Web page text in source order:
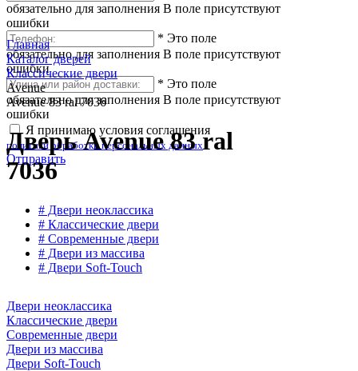
обязательно для заполнения В поле присутствуют
ошибки
* Это поле
обязательно для заполнения В поле присутствуют
ошибки
* Это поле
обязательно для заполнения В поле присутствуют
ошибки
Я принимаю условия соглашения
политики обработки персональных данных
Отправить
Главная
Каталог дверей
Классические двери
Avenue
Avenue 83 ral 7036
Дверь Avenue 83 ral
7036
# Двери неоклассика
# Классические двери
# Современные двери
# Двери из массива
# Двери Soft-Touch
Двери неоклассика
Классические двери
Современные двери
Двери из массива
Двери Soft-Touch